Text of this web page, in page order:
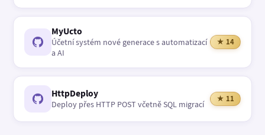
MyUcto
Účetní systém nové generace s automatizací
a AI
★ 14
HttpDeploy
Deploy přes HTTP POST včetně SQL migrací
★ 11